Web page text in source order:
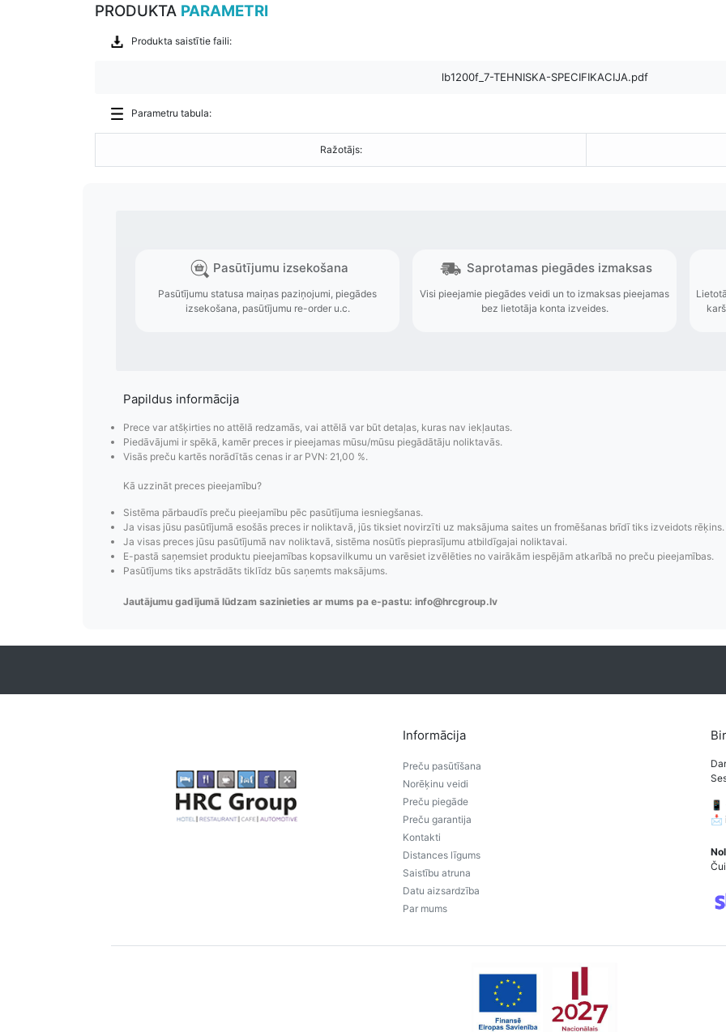
PRODUKTA PARAMETRI
Produkta saistītie faili:
lb1200f_7-TEHNISKA-SPECIFIKACIJA.pdf
Parametru tabula:
Ražotājs:
Pasūtījumu izsekošana
Pasūtījumu statusa maiņas paziņojumi, piegādes
izsekošana, pasūtījumu re-order u.c.
Saprotamas
Visi pieejamie piegādes veidi un to
Papildus informācija
Prece var atšķirties no attēlā redzamās, vai attēlā var būt detaļas, kuras nav iekļautas.
Piedāvājumi ir spēkā, kamēr preces ir pieejamas mūsu/mūsu piegādātāju noliktavās.
Visās preču kartēs norādītās cenas ir ar PVN: 21,00 %.
Kā uzzināt preces pieejamību?
Sistēma pārbaudīs preču pieejamību pēc pasūtījuma iesniegšanas.
Ja visas jūsu pasūtījumā esošās preces ir noliktavā, jūs tiksiet novirzīti uz maksājuma saites un fromēšanas brīdī tiks izveidots rēķins.
Ja visas preces jūsu pasūtījumā nav noliktavā, sistēma nosūtīs pieprasījumu atbildīgajai noliktavai.
E-pastā saņemsiet produktu pieejamības kopsavilkumu un varēsiet izvēlēties no vairākām iespējām atkarībā no preču pieejamības.
Pasūtījums tiks apstrādāts tiklīdz būs saņemts maksājums.
Jautājumu gadījumā lūdzam sazinieties ar mums pa e-pastu: info@hrcgroup.lv
Informācija
Preču pasūtīšana
Norēķinu veidi
Preču piegāde
Preču garantija
Kontakti
Distances līgums
Saistību atruna
Datu aizsardzība
Par mums
📱
📩